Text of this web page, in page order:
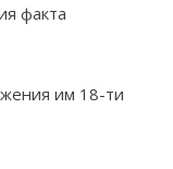
факта
им 18-ти